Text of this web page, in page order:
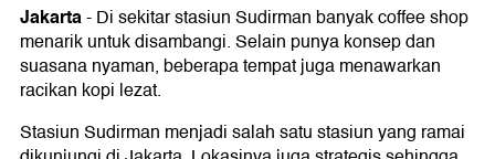
Jakarta-Di sekitar stasiun Sudirman banyak coffee shop
menarik untuk disambangi. Selain punya konsep dan
suasana nyaman, beberapa tempat juga menawarkan
racikan kopi lezat.
Stasiun Sudirman menjadi salah satu stasiun yang ramai